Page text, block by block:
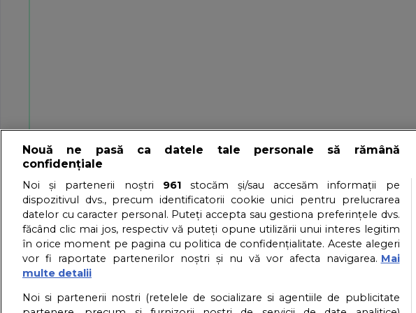
Despre noi Contact Termeni si conditii
Nouă ne pasă ca datele tale personale să rămână
confidențiale
Noi și partenerii noștri 961stocăm și/sau accesăm informații pe
dispozitivul dvs., precum identificatorii cookie unici pentru prelucrarea
datelor cu caracter personal. Puteți accepta sau gestiona preferințele dvs.
făcând clic mai jos, respectiv vă puteți opune utilizării unui interes legitim
în orice moment pe pagina cu politica de confidențialitate. Aceste alegeri
vor fi raportate partenerilor noștri și nu vă vor afecta navigarea. Mai
multe detalii
Noi si partenerii nostri (retelele de socializare si agentiile de publicitate